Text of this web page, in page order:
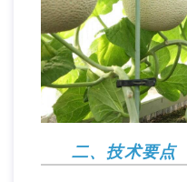
二、技术要点